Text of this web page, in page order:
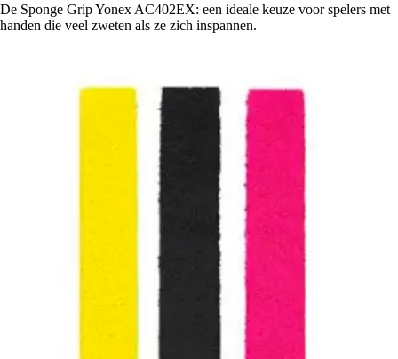
De Sponge Grip Yonex AC402EX: een ideale keuze voor spelers met
handen die veel zweten als ze zich inspannen.